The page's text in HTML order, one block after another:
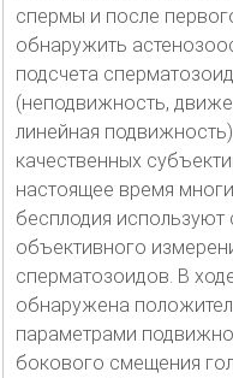
спермы и после
обнаружить
подсчета
(неподвижность,
линейная
качественных
настоящее время
бесплодия используют
объективного
сперматозоидов. В
обнаружена
параметрами
бокового смещения